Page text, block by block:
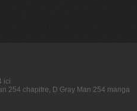
ici
254 chapitre, D Gray Man 254 manga